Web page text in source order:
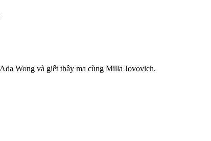
Wong và giết thây ma cùng Milla Jovovich.